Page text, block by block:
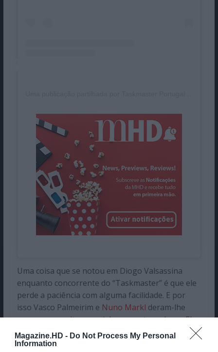
Magazine.HD - Do Not Process My Personal
Information
Uma coisa que se notou em Diogo Valsassina
enquanto concorrente do “Taskmaster” é que ele
perde a paciência com alguma facilidade. E por
isso Vasco Palmeirim e Nuno Markl deram-lhe
uma prova muito especial para o ator relaxar. Ele
só tinha de estar a ouvir os sons de animais e
contá-los, mas também precisa de estar atento à